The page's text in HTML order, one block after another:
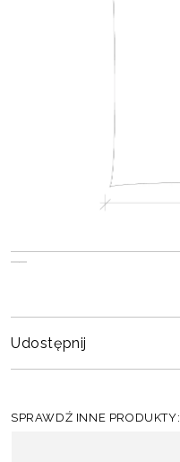
Udostępnij
SPRAWDŹ INNE PRODUKTY: